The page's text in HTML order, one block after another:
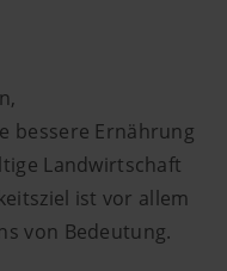
bessere Ernährung
Landwirtschaft
ist vor allem
von Bedeutung.